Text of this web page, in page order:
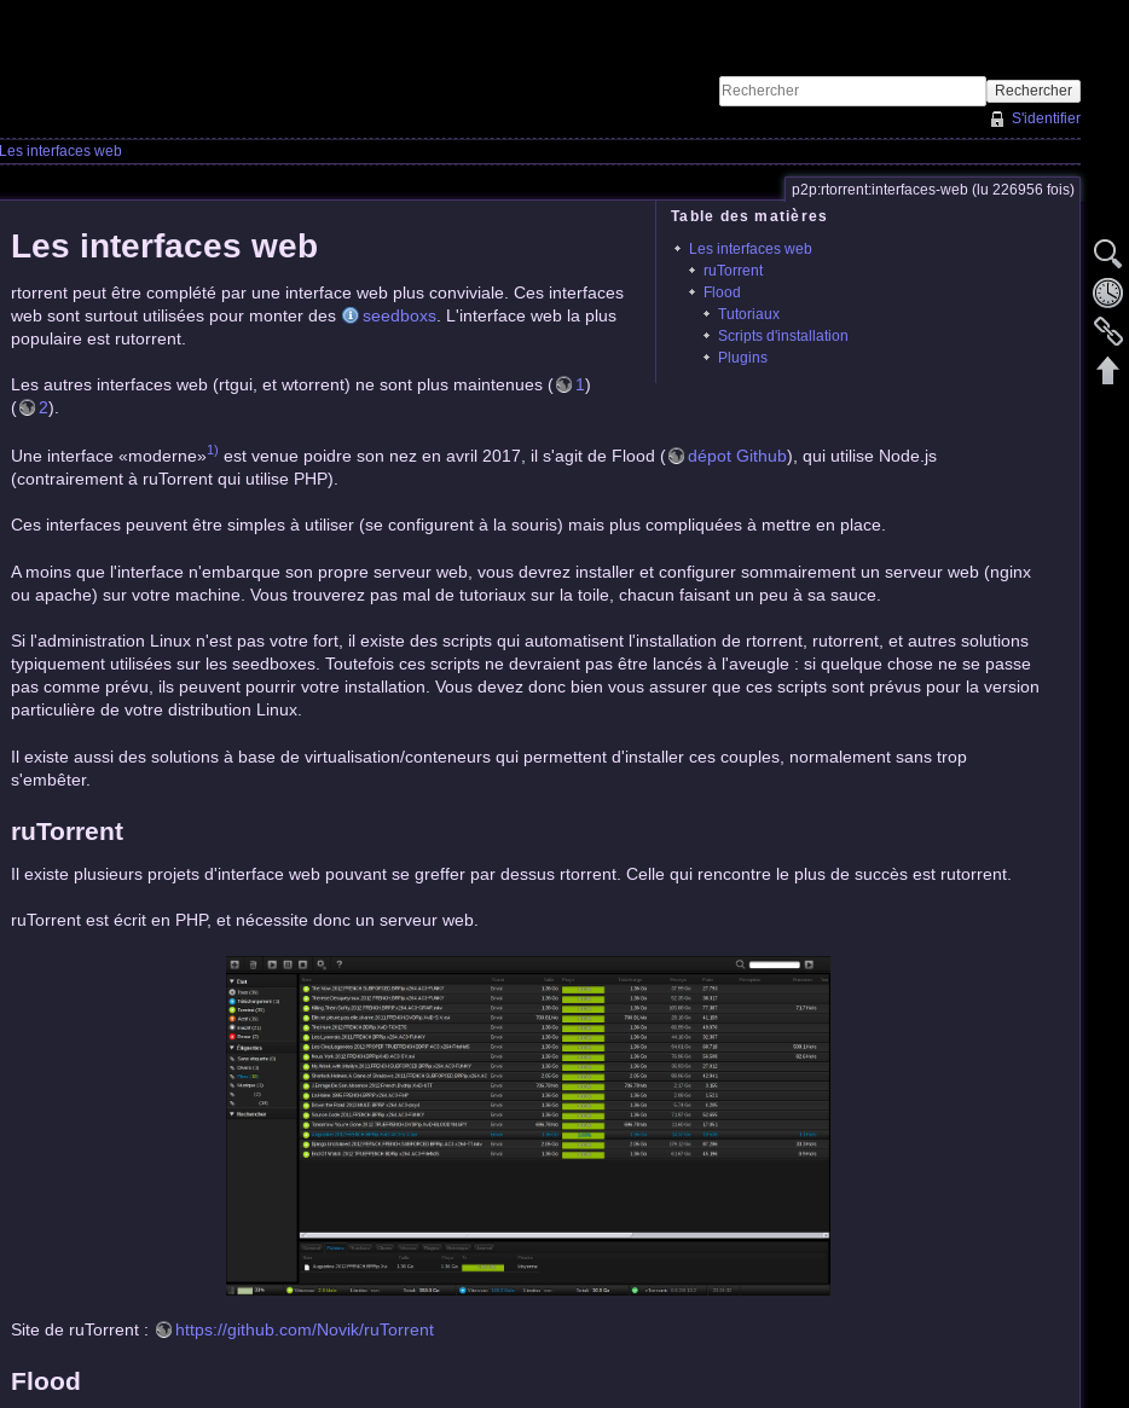
Rechercher
S'identifier
Les interfaces web
p2p:rtorrent:interfaces-web (lu 226956 fois)
Table des matières
Les interfaces web
ruTorrent
Flood
Tutoriaux
Scripts d'installation
Plugins
Les interfaces web
rtorrent peut être complété par une interface web plus conviviale. Ces interfaces
web sont surtout utilisées pour monter des
seedboxs . L'interface web la plus
populaire est rutorrent.
Les autres interfaces web (rtgui, et wtorrent) ne sont plus maintenues ( 1)
(
2).
Une interface «moderne»1) est venue poidre son nez en avril 2017, il s'agit de Flood ( dépot Github), qui utilise Node.js
(contrairement à ruTorrent qui utilise PHP).
Ces interfaces peuvent être simples à utiliser (se configurent à la souris) mais plus compliquées à mettre en place.
A moins que l'interface n'embarque son propre serveur web, vous devrez installer et configurer sommairement un serveur web (nginx
ou apache) sur votre machine. Vous trouverez pas mal de tutoriaux sur la toile, chacun faisant un peu à sa sauce.
Si l'administration Linux n'est pas votre fort, il existe des scripts qui automatisent l'installation de rtorrent, rutorrent, et autres solutions
typiquement utilisées sur les seedboxes. Toutefois ces scripts ne devraient pas être lancés à l'aveugle : si quelque chose ne se passe
pas comme prévu, ils peuvent pourrir votre installation. Vous devez donc bien vous assurer que ces scripts sont prévus pour la version
particulière de votre distribution Linux.
Il existe aussi des solutions à base de virtualisation/conteneurs qui permettent d'installer ces couples, normalement sans trop
s'embêter.
ruTorrent
Il existe plusieurs projets d'interface web pouvant se greffer par dessus rtorrent. Celle qui rencontre le plus de succès est rutorrent.
ruTorrent est écrit en PHP, et nécessite donc un serveur web.
Site de ruTorrent : https://github.com/Novik/ruTorrent
Flood